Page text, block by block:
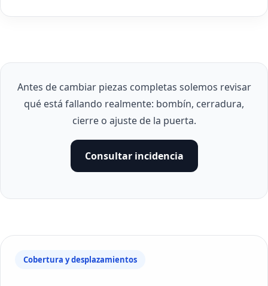
Antes de cambiar piezas completas solemos revisar
qué está fallando realmente: bombín, cerradura,
cierre o ajuste de la puerta.
Consultar incidencia
Cobertura y desplazamientos